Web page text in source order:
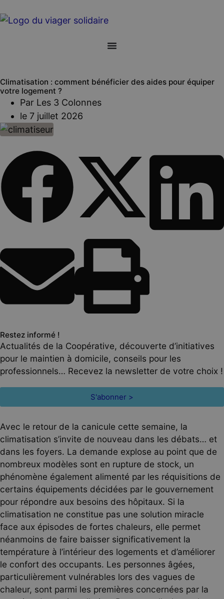
Climatisation : comment bénéficier des aides pour équiper
votre logement ?
Par Les 3 Colonnes
le 7 juillet 2026
Restez informé !
Actualités de la Coopérative, découverte d’initiatives
pour le maintien à domicile, conseils pour les
professionnels… Recevez la newsletter de votre choix !
S'abonner >
Avec le retour de la canicule cette semaine, la
climatisation s’invite de nouveau dans les débats… et
dans les foyers. La demande explose au point que de
nombreux modèles sont en rupture de stock, un
phénomène également alimenté par les réquisitions de
certains équipements décidées par le gouvernement
pour répondre aux besoins des hôpitaux. Si la
climatisation ne constitue pas une solution miracle
face aux épisodes de fortes chaleurs, elle permet
néanmoins de faire baisser significativement la
température à l’intérieur des logements et d’améliorer
le confort des occupants. Les personnes âgées,
particulièrement vulnérables lors des vagues de
chaleur, sont parmi les premières concernées par la